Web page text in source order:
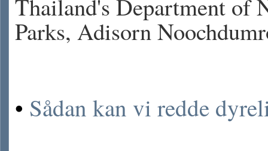
Thailand's Department of
Parks, Adisorn
• Sådan kan vi redde